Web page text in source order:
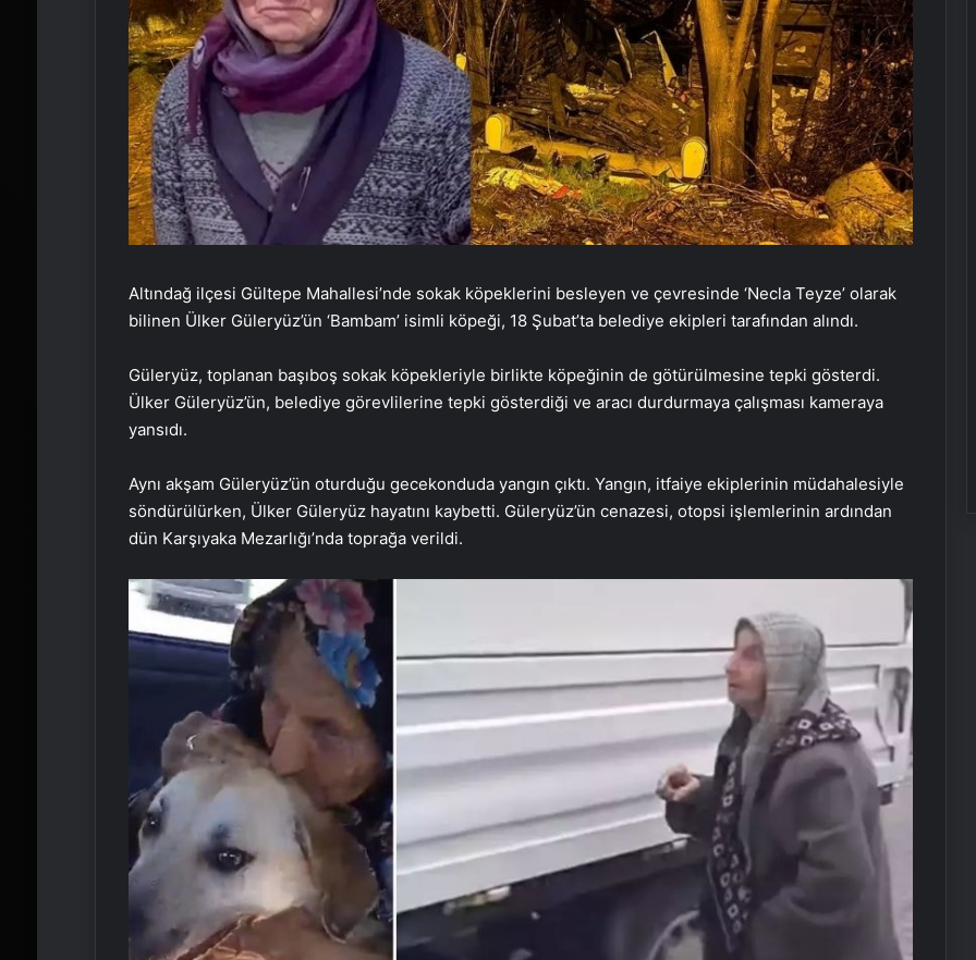
Altındağ ilçesi Gültepe Mahallesi’nde sokak köpeklerini besleyen ve çevresinde ‘Necla Teyze’ olarak
bilinen Ülker Güleryüz’ün ‘Bambam’ isimli köpeği, 18 Şubat’ta belediye ekipleri tarafından alındı.
Güleryüz, toplanan başıboş sokak köpekleriyle birlikte köpeğinin de götürülmesine tepki gösterdi.
Ülker Güleryüz’ün, belediye görevlilerine tepki gösterdiği ve aracı durdurmaya çalışması kameraya
yansıdı.
Aynı akşam Güleryüz’ün oturduğu gecekonduda yangın çıktı. Yangın, itfaiye ekiplerinin müdahalesiyle
söndürülürken, Ülker Güleryüz hayatını kaybetti. Güleryüz’ün cenazesi, otopsi işlemlerinin ardından
dün Karşıyaka Mezarlığı’nda toprağa verildi.